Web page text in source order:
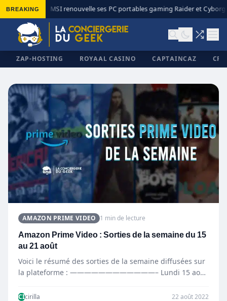
BREAKING◆ MSI renouvelle ses PC portables gaming Raider et Cyborg
ZAP-HOSTING ROYAAL CASINO CAPTAINCAZ
✕
AMAZON PRIME VIDEO 1 min de lecture
Amazon Prime Video : Sorties de la semaine du 15
au 21 août
Voici le résumé des sorties de la semaine diffusées sur
la plateforme : ————————————– Lundi 15 août
CIcirilla 22 août 2022